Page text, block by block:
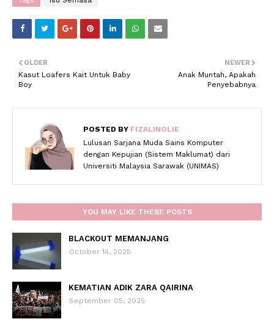
NEWER
Anak Muntah, Apakah
Penyebabnya
OLDER
Kasut Loafers Kait Untuk Baby
Boy
POSTED BY FIZALINOLIE
Lulusan Sarjana Muda Sains Komputer
dengan Kepujian (Sistem Maklumat) dari
Universiti Malaysia Sarawak (UNIMAS)
YOU MAY LIKE THESE POSTS
BLACKOUT MEMANJANG
October 14, 2025
KEMATIAN ADIK ZARA QAIRINA
September 05, 2025